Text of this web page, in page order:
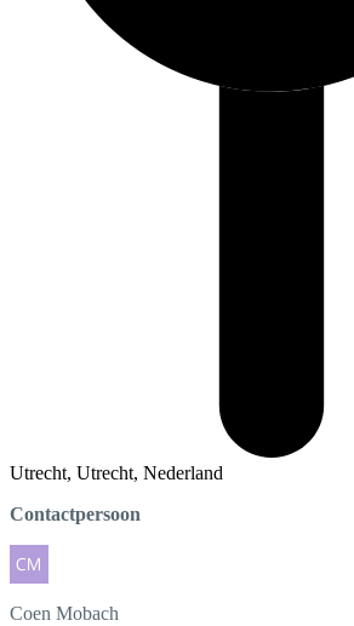
Utrecht, Utrecht, Nederland
Contactpersoon
Coen Mobach